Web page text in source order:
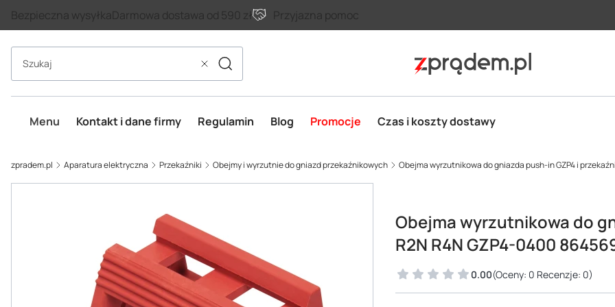
Bezpieczna wysyłkaDarmowa dostawa od 590 zł Przyjazna pomoc
WyczyśćSzukaj
Menu Kontakt i dane firmy Regulamin Blog Promocje Czas i koszty dostawy
zpradem.pl Aparatura elektryczna Przekaźniki Obejmy i wyrzutnie do gniazd przekaźnikowych Obejma wyrzutnikowa do gniazda push-in GZP4 i
Obejma wyrzutnikowa do
R2N R4N GZP4-0400
0.00(Oceny: 0 Recenzje: 0)